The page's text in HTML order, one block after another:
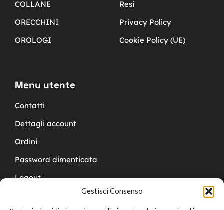
Gestisci Consenso
COLLANE
ORECCHINI
OROLOGI
Resi
Privacy Policy
Cookie Policy (UE)
Menu utente
Contatti
Dettagli account
Ordini
Password dimenticata
Logout